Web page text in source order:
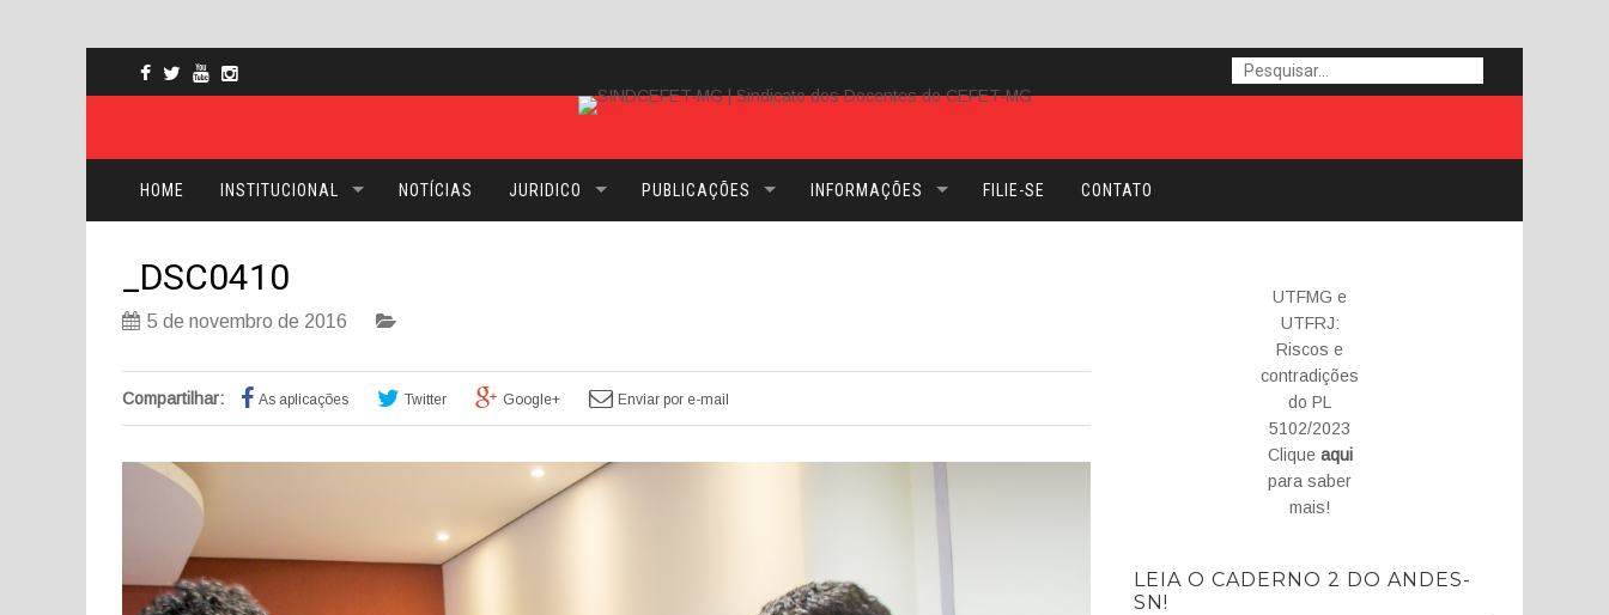
HOME INSTITUCIONAL NOTÍCIAS JURIDICO PUBLICAÇÕES INFORMAÇÕES FILIE-SE CONTATO
_DSC0410
5 de novembro de 2016
Compartilhar: As aplicações Twitter Google+ Enviar por e-mail
UTFMG e
UTFRJ:
Riscos e
contradições
do PL
5102/2023
Clique aqui
para saber
mais!
LEIA O CADERNO 2 DO ANDES-
SN!